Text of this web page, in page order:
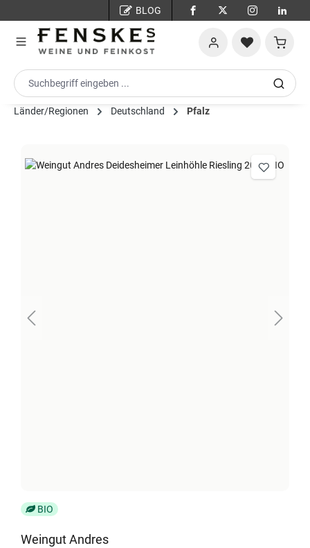
BLOG
Länder/Regionen Deutschland Pfalz
BIO
Weingut Andres